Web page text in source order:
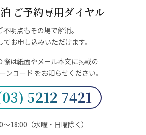
ご予約専用ダイヤル
不明点もその場で解消。
てお申し込みいただけます。
際は紙面やメール本文に掲載の
ンコード をお知らせください。
5212 7421
〜18:00（水曜・日曜除く）